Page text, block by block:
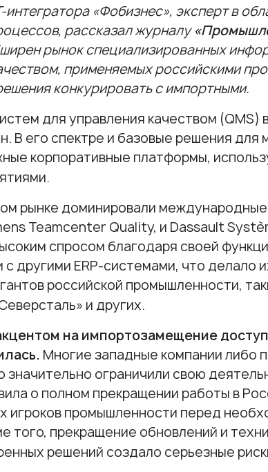
«Фобизнес», эксперт в
рассказал журналу
рынок специализированных
применяемых российскими
конкурировать с импортными.
для управления качеством (QMS)
В его спектре и базовые решения для
корпоративные платформы,
рынке доминировали
Teamcenter Quality, и Dassault
спросом благодаря своей
другими ERP-системами, что делало
российской промышленности,
и других.
на импортозамещение
Многие западные компании либо
значительно ограничили свою
о полном прекращении работы в
игроков промышленности перед
того, прекращение обновлений и
решений создало серьезные